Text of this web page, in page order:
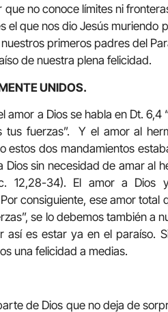
no conoce límites ni
que nos dio Jesús muriendo
primeros padres del
de nuestra plena felicidad.
UNIDOS.
a Dios se habla en Dt. 6,4
fuerzas”. Y el amor al
estos dos mandamientos
sin necesidad de amar al
12,28-34). El amor a Dios
consiguiente, ese amor total
se lo debemos también a
es estar ya en el paraíso.
una felicidad a medias.
de Dios que no deja de